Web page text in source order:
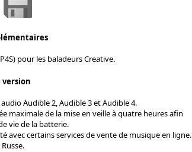
pour les baladeurs Creative.
Audible 2, Audible 3 et Audible 4.
maximale de la mise en veille à quatre heures afin
vie de la batterie.
avec certains services de vente de musique en ligne.